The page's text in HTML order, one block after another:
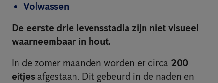
Volwassen
De eerste drie levensstadia zijn niet visueel
waarneembaar in hout.
In de zomer maanden worden er circa 200
eitjes afgestaan. Dit gebeurd in de naden en